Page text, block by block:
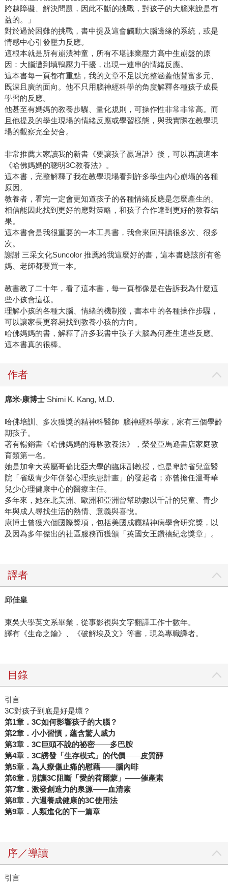
跨越障礙、解決問題，因此不斷的挑戰，對孩子的大腦來說是有
益的。」
對於過於困難的挑戰，書中提及這會觸動大腦邊緣的系統，或是
情感中心引發壓力反應。
這根本就是所有崩潰神童，所有不堪課業壓力高中生崩盤的原
因：大腦遭到填鴨壓力干擾，出現一連串的情緒反應。
這本書每一頁都有重點，我的文章不足以完整涵蓋他豐富多元、
既深且廣的面向。他不只用腦神經科學的角度解釋各種孩子成長
學習的反應。
他甚至有媽媽的教養步驟、量化規則，可操作性非常非常高。而
且他提及的學生現場的情緒反應或學習樣態，與我實際在教學現
場的觀察完全契合。
非常推薦大家讀我的新書《要讓孩子贏過誰》後，可以再讀這本
《哈佛媽媽的聰明3C教養法》。
這本書，完整解釋了我在教學現場看到許多學生內心崩塌的各種
原因。
教養者，看完一定會更知道孩子的各種情緒反應是怎麼產生的。
相信能因此找到更好的應對策略，和孩子合作達到更好的教養結
果。
這本書會是我很重要的一本工具書，我會來回拜讀很多次、很多
次。
謝謝 三采文化Suncolor 推薦給我這麼好的書，這本書應該所有爸
媽、老師都要買一本。
教書教了二十年，看了這本書，每一頁都像是在告訴我為什麼這
些小孩會這樣。
理解小孩的各種大腦、情緒的機制後，書本中的各種操作步驟，
可以讓家長更容易找到教養小孩的方向。
哈佛媽媽的書，解釋了許多我書中孩子大腦為何產生這些反應。
這本書真的很棒。
作者
席米‧康博士Shimi K. Kang, M.D.
哈佛培訓、多次獲獎的精神科醫師 腦神經科學家，家有三個學齡
期孩子。
著有暢銷書《哈佛媽媽的海豚教養法》，榮登亞馬遜書店家庭教
育類第一名。
她是加拿大英屬哥倫比亞大學的臨床副教授，也是卑詩省兒童醫
院「省級青少年併發心理疾患計畫」的發起者；亦曾擔任溫哥華
兒少心理健康中心的醫療主任。
多年來，她在北美洲、歐洲和亞洲曾幫助數以千計的兒童、青少
年與成人尋找生活的熱情、意義與喜悅。
康博士曾獲六個國際獎項，包括美國成癮精神病學會研究獎，以
及因為多年傑出的社區服務而獲頒「英國女王鑽禧紀念獎章」。
譯者
邱佳皇
東吳大學英文系畢業，從事影視與文字翻譯工作十數年。
譯有《生命之鑰》、《破解埃及文》等書，現為專職譯者。
目錄
引言
3C對孩子到底是好是壞？
第1章．3C如何影響孩子的大腦？
第2章．小小習慣，蘊含驚人威力
第3章．3C巨頭不說的祕密――多巴胺
第4章．3C誘發「生存模式」的代價――皮質醇
第5章．為人療傷止痛的慰藉――腦內啡
第6章．別讓3C阻斷「愛的荷爾蒙」 ――催產素
第7章．激發創造力的泉源――血清素
第8章．六週養成健康的3C使用法
第9章．人類進化的下一篇章
序／導讀
引言